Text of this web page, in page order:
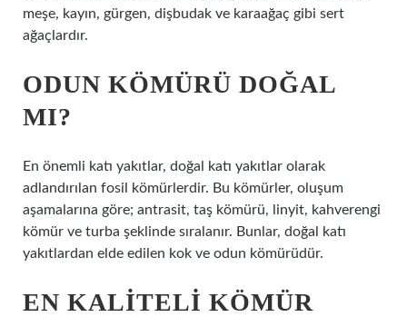
meşe, kayın, gürgen, dişbudak ve karaağaç gibi sert
ağaçlardır.
ODUN KÖMÜRÜ DOĞAL
MI?
En önemli katı yakıtlar, doğal katı yakıtlar olarak
adlandırılan fosil kömürlerdir. Bu kömürler, oluşum
aşamalarına göre; antrasit, taş kömürü, linyit, kahverengi
kömür ve turba şeklinde sıralanır. Bunlar, doğal katı
yakıtlardan elde edilen kok ve odun kömürüdür.
EN KALITELI KÖMÜR